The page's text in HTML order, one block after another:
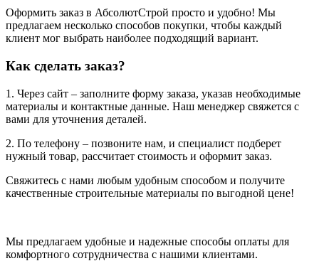
Оформить заказ в АбсолютСтрой просто и удобно! Мы
предлагаем несколько способов покупки, чтобы каждый
клиент мог выбрать наиболее подходящий вариант.
Как сделать заказ?
1. Через сайт – заполните форму заказа, указав необходимые
материалы и контактные данные. Наш менеджер свяжется с
вами для уточнения деталей.
2. По телефону – позвоните нам, и специалист подберет
нужный товар, рассчитает стоимость и оформит заказ.
Свяжитесь с нами любым удобным способом и получите
качественные строительные материалы по выгодной цене!
Мы предлагаем удобные и надежные способы оплаты для
комфортного сотрудничества с нашими клиентами.